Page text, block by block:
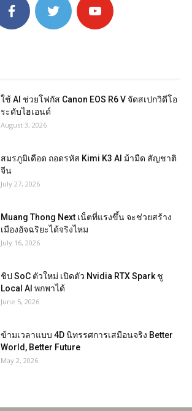
ใช้ AI ช่วยโฟกัส Canon EOS R6 V จัดสเปกวิดีโอ
ระดับไฮเอนด์
August 3, 2026
สมรภูมิเดือด ถอดรหัส Kimi K3 AI ม้ามืด สัญชาติ
จีน
July 27, 2026
Muang Thong Next เน็ตที่แรงขึ้น จะช่วยสร้าง
เมืองอัจฉริยะได้จริงไหม
July 16, 2026
ชิป SoC ตัวใหม่ เปิดตัว Nvidia RTX Spark ชู
Local AI พกพาได้
June 5, 2026
ข้ามเวลาแบบ 4D นิทรรศการเสมือนจริง Better
World, Better Future
May 2, 2026